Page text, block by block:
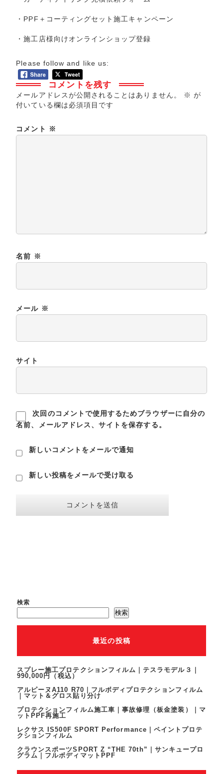
・ PPF＋コーティングセット施工キャンペーン
・施工店様向けオンラインショップ登録
Please follow and like us:
コメントを残す
メールアドレスが公開されることはありません。 ※ が
付いている欄は必須項目です
コメント ※
名前 ※
メール ※
サイト
次回のコメントで使用するためブラウザーに自分の
名前、メールアドレス、サイトを保存する。
新しいコメントをメールで通知
新しい投稿をメールで受け取る
検索
検索
最近の投稿
スプレー施工プロテクションフィルム｜テスラモデル３｜
990,000円（税込）
アルピーヌA110 R70｜フルボディプロテクションフィルム
｜マット＆グロス貼り分け
プロテクションフィルム施工車｜事故修理（板金塗装）｜マ
ットPPF再施工
レクサス IS500F SPORT Performance｜ペイントプロテ
クションフィルム
クラウンスポーツSPORT Z “THE 70th”｜サンキュープロ
グラム｜フルボディマットPPF